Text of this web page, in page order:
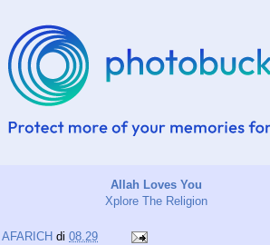
Allah Loves You
Xplore The Religion
AFARICH di 08.29